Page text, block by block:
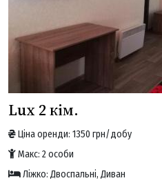
Lux 2 кім.
Ціна оренди: 1350 грн/добу
Макс: 2 особи
Ліжко: Двоспальні, Диван